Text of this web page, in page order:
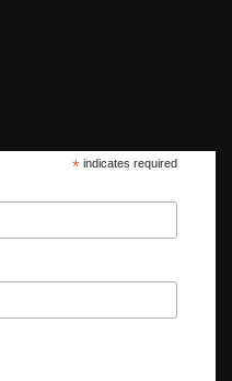
*indicates required